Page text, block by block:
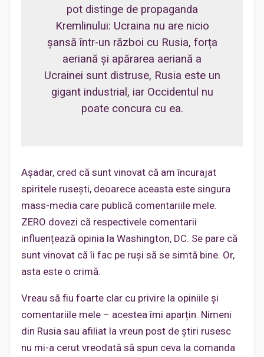
pot distinge de propaganda
Kremlinului: Ucraina nu are nicio
șansă într-un război cu Rusia, forța
aeriană și apărarea aeriană a
Ucrainei sunt distruse, Rusia este un
gigant industrial, iar Occidentul nu
poate concura cu ea.
Așadar, cred că sunt vinovat că am încurajat
spiritele rusești, deoarece aceasta este singura
mass-media care publică comentariile mele.
ZERO dovezi că respectivele comentarii
influențează opinia la Washington, DC. Se pare că
sunt vinovat că îi fac pe ruși să se simtă bine. Or,
asta este o crimă.
Vreau să fiu foarte clar cu privire la opiniile și
comentariile mele – acestea îmi aparțin. Nimeni
din Rusia sau afiliat la vreun post de știri rusesc
nu mi-a cerut vreodată să spun ceva la comanda